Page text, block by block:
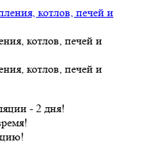
котлов, печей и
котлов, печей и
- 2 дня!